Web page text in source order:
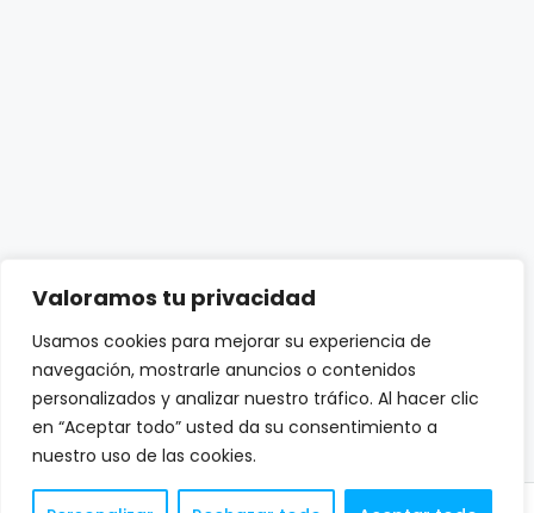
Valoramos tu privacidad
Usamos cookies para mejorar su experiencia de
navegación, mostrarle anuncios o contenidos
personalizados y analizar nuestro tráfico. Al hacer clic
en “Aceptar todo” usted da su consentimiento a
nuestro uso de las cookies.